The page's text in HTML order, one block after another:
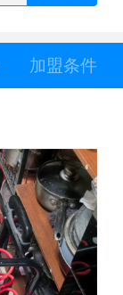
加盟条件